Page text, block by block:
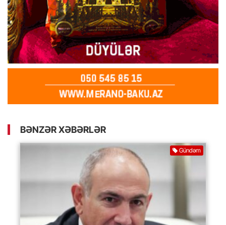
BƏNZƏR XƏBƏRLƏR
Gündəm